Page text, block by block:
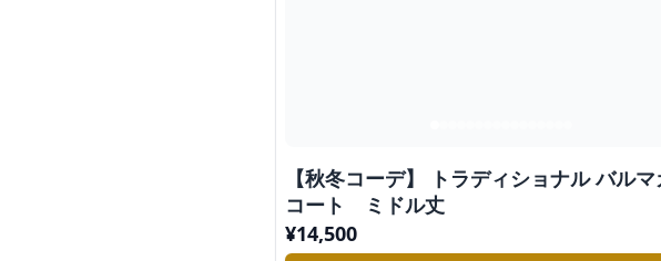
【秋冬コーデ】 トラディショナル バル
コート ミドル丈
¥14,500